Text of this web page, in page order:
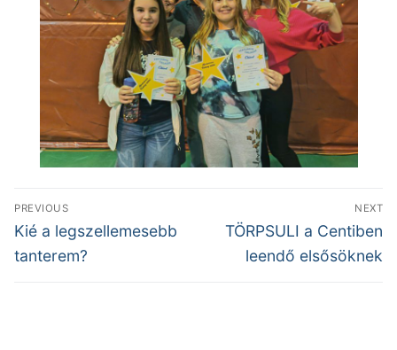
Bejegyzés
navigáció
PREVIOUS
Previous
post:
Kié a legszellemesebb
tanterem?
NEXT
Next
post:
TÖRPSULI a Centiben
leendő elsősöknek